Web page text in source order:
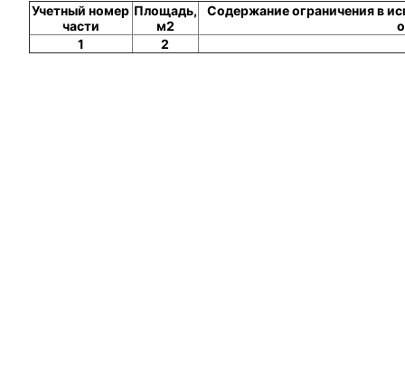
Учетный номер
части
Площадь,
м2
Содержание ограничения в
1
2